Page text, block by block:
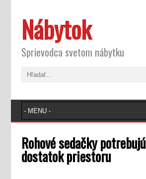
Nábytok
Sprievodca svetom nábytku
Rohové sedačky potrebujú
dostatok priestoru